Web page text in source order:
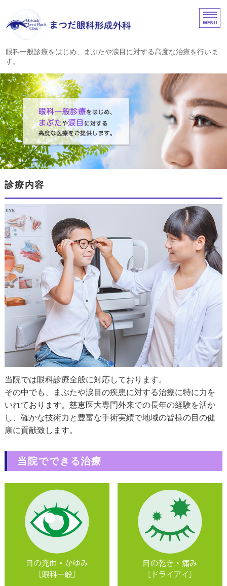
まつだ眼科形成外科｜
眼科一般診療をはじめ、まぶたや涙目に対する高度な治療を行いま
す。
ホーム
診療内容
院長挨拶
眼瞼・涙道の疾患
アクセス
診療内容
当院では眼科診療全般に対応しております。
その中でも、まぶたや涙目の疾患に対する治療に特に力を
いれております。慈恵医大専門外来での長年の経験を活か
し、確かな技術力と豊富な手術実績で地域の皆様の目の健
康に貢献致します。
当院でできる治療